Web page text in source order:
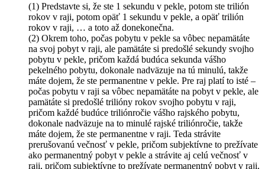
(1) Predstavte si, že ste 1 sekundu v pekle, potom ste trilión
rokov v raji, potom opäť 1 sekundu v pekle, a opäť trilión
rokov v raji, … a toto až donekonečna.
(2) Okrem toho, počas pobytu v pekle sa vôbec nepamätáte
na svoj pobyt v raji, ale pamätáte si predošlé sekundy svojho
pobytu v pekle, pričom každá budúca sekunda vášho
pekelného pobytu, dokonale nadväzuje na tú minulú, takže
máte dojem, že ste permanentne v pekle. Pre raj platí to isté –
počas pobytu v raji sa vôbec nepamätáte na pobyt v pekle, ale
pamätáte si predošlé trilióny rokov svojho pobytu v raji,
pričom každé budúce triliónročie vášho rajského pobytu,
dokonale nadväzuje na to minulé rajské triliónročie, takže
máte dojem, že ste permanentne v raji. Teda strávite
prerušovanú večnosť v pekle, pričom subjektívne to prežívate
ako permanentný pobyt v pekle a strávite aj celú večnosť v
raji, pričom subjektívne to prežívate permanentný pobyt v raji.